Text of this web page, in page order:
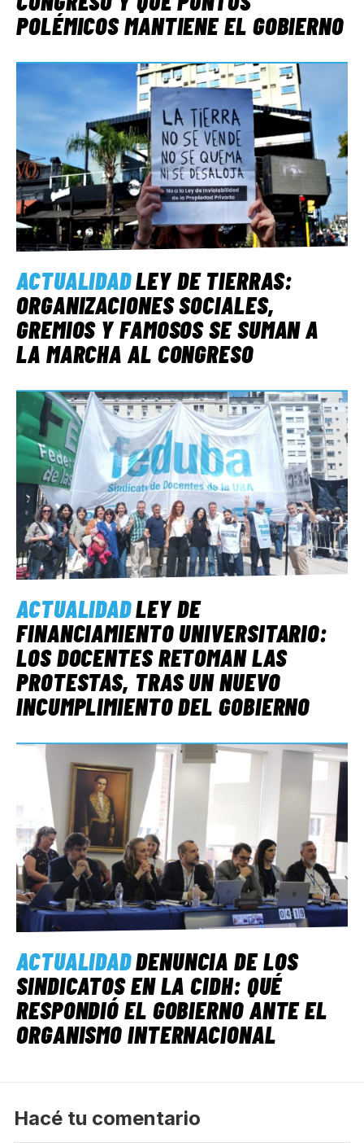
POLÉMICOS MANTIENE EL GOBIERNO
ACTUALIDADLEY DE TIERRAS:
ORGANIZACIONES SOCIALES,
GREMIOS Y FAMOSOS SE SUMAN A
LA MARCHA AL CONGRESO
ACTUALIDADLEY DE
FINANCIAMIENTO UNIVERSITARIO:
LOS DOCENTES RETOMAN LAS
PROTESTAS, TRAS UN NUEVO
INCUMPLIMIENTO DEL GOBIERNO
ACTUALIDADDENUNCIA DE LOS
SINDICATOS EN LA CIDH: QUÉ
RESPONDIÓ EL GOBIERNO ANTE EL
ORGANISMO INTERNACIONAL
Hacé tu comentario